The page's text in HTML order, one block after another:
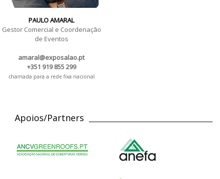
PAULO AMARAL
Gestor Comercial e Coordenação
de Eventos
amaral@exposalao.pt
+351 919 855 299
chamada para a rede fixa nacional
Apoios/Partners